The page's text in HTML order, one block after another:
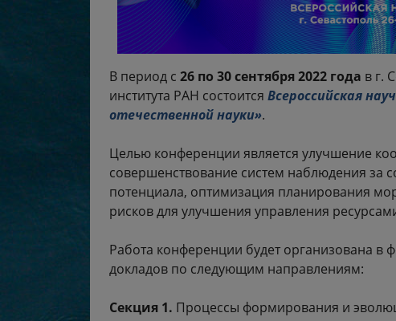
В период с 26 по 30 сентября 2022 года в г.
института РАН состоится Всероссийская
отечественной науки».
Целью конференции является улучшение
совершенствование систем наблюдения за
потенциала, оптимизация планирования
рисков для улучшения управления
Работа конференции будет организована
докладов по следующим направлениям:
Секция 1. Процессы формирования и